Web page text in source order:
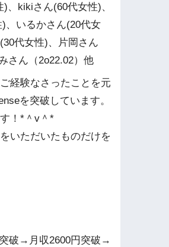
、kikiさん(60代女性)、
、いるかさん(20代女
代女性)、片岡さん
さん（2o22.02）他
経験なさったことを元
を突破しています。
！*＾v＾*
いただいたものだけを
破→月収2600円突破→